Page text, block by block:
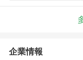
企業情報